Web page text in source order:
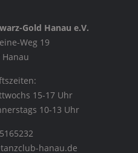
Gold Hanau e.V.
Weg 19
Hanau
15-17 Uhr
10-13 Uhr
hanau.de